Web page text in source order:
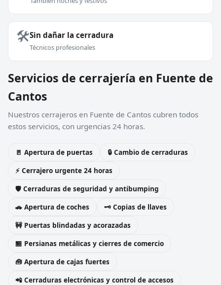
🛠️Sin dañar la cerradura
Técnicos profesionales
Servicios de cerrajería en Fuente de
Cantos
Nuestros cerrajeros en Fuente de Cantos cubren todos
estos servicios, con urgencias 24 horas.
🚪 Apertura de puertas
🔒 Cambio de cerraduras
⚡ Cerrajero urgente 24 horas
🛡️ Cerraduras de seguridad y antibumping
🚗 Apertura de coches
🗝️ Copias de llaves
🚧 Puertas blindadas y acorazadas
🏪 Persianas metálicas y cierres de comercio
🧰 Apertura de cajas fuertes
📲 Cerraduras electrónicas y control de accesos